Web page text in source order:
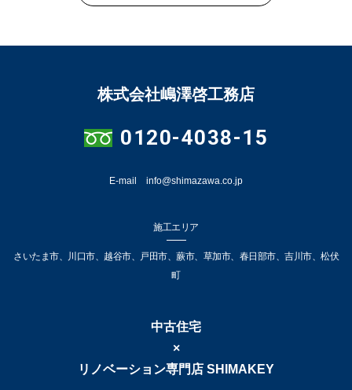
株式会社嶋澤啓工務店
0120-4038-15
E-mail info@shimazawa.co.jp
施工エリア
さいたま市、川口市、越谷市、戸田市、蕨市、草加市、春日部市、吉川市、松伏
町
中古住宅
×
リノベーション専門店 SHIMAKEY